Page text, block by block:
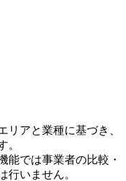
アと業種に基づき、
。
能では事業者の比較・
行いません。